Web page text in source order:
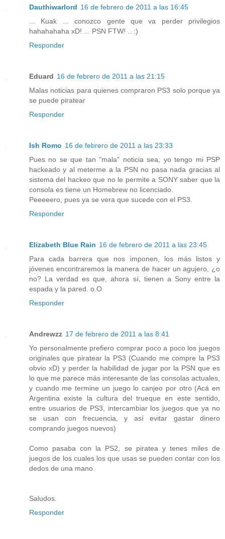
Dauthiwarlord 16 de febrero de 2011 a las 16:45
... Kuak ... conozco gente que va perder privilegios
hahahahaha xD! ... PSN FTW! .. :)
Responder
Eduard 16 de febrero de 2011 a las 21:15
Malas noticias para quienes compraron PS3 solo porque ya
se puede piratear
Responder
Ish Romo 16 de febrero de 2011 a las 23:33
Pues no se que tan "mala" noticia sea, yo tengo mi PSP
hackeado y al meterme a la PSN no pasa nada gracias al
sistema del hackeo que no le permite a SONY saber que la
consola es tiene un Homebrew no licenciado.
Peeeeero, pues ya se vera que sucede con el PS3.
Responder
Elizabeth Blue Rain 16 de febrero de 2011 a las 23:45
Para cada barrera que nos imponen, los más listos y
jóvenes encontraremos la manera de hacer un agujero, ¿o
no? La verdad es que, ahora sí, tienen a Sony entre la
espada y la pared. o.O
Responder
Andrewzz 17 de febrero de 2011 a las 8:41
Yo personalmente prefiero comprar poco a poco los juegos
originales que piratear la PS3 (Cuando me compre la PS3
obvio xD) y perder la habilidad de jugar por la PSN que es
lo que me parece más interesante de las consolas actuales,
y cuando me termine un juego lo canjeo por otro (Acá en
Argentina existe la cultura del trueque en este sentido,
entre usuarios de PS3, intercambiar los juegos que ya no
se usan con frecuencia, y así evitar gastar dinero
comprando juegos nuevos)
Como pasaba con la PS2, se piratea y tenes miles de
juegos de los cuales los que usas se pueden contar con los
dedos de una mano.
Saludos.
Responder